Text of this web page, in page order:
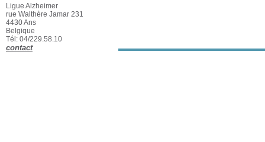
Ligue Alzheimer
rue Walthère Jamar 231
4430 Ans
Belgique
Tél: 04/229.58.10
contact